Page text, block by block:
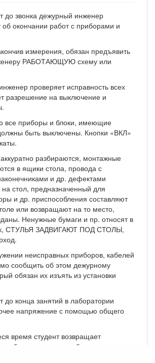
до звонка дежурный инженер
окончании работ с приборами и
измерения, обязан предъявить
РАБОТАЮЩУЮ схему или
проверяет исправность всех
разрешение на выключение и
все приборы и блоки, имеющие
быть выключены. Кнопки «ВКЛ»
разбираются, монтажные
в ящики стола, провода с
и др. дефектами
стол, предназначенный для
и др. приспособления составляют
или возвращают на то место,
Ненужные бумаги и пр. относят в
СТУЛЬЯ ЗАДВИГАЮТ ПОД СТОЛЫ,
неисправных приборов, кабелей
сообщить об этом дежурному
обязан их изъять из установки
до конца занятий в лаборатории
напряжение с помощью общего
время студент возвращает
и другие устройства,